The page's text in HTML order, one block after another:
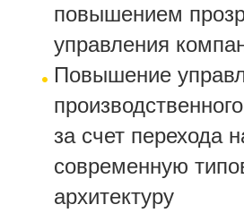
повышением
управления
Повышение
за счет перехода
современную
архитектуру